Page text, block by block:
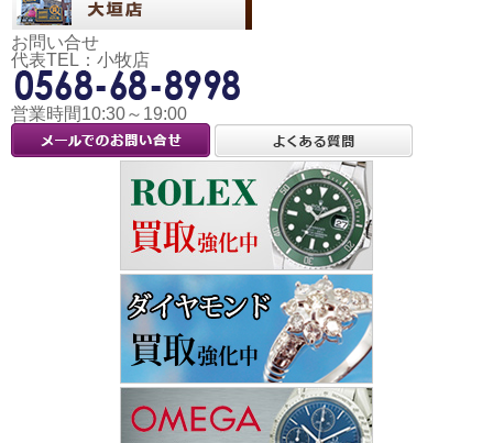
お問い合せ
代表TEL：小牧店
営業時間10:30～19:00